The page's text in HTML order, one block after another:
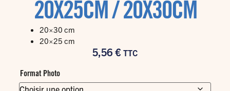
20X25CM / 20X30CM
20×30 cm
20×25 cm
5,56 € TTC
Format Photo